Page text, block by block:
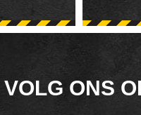
VOLG ONS